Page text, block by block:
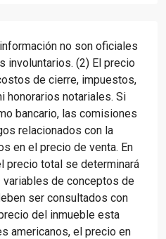
no son oficiales
involuntarios. (2) El precio
de cierre, impuestos,
honorarios notariales. Si
bancario, las comisiones
relacionados con la
en el precio de venta. En
precio total se determinará
de conceptos de
ser consultados con
del inmueble esta
americanos, el precio en